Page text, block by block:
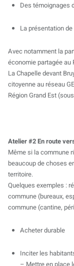
Des témoignages
La présentation
Avec notamment la
économie partagée au
La Chapelle devant
citoyenne au réseau
Région Grand Est
Atelier #2 En route
Même si la commune
beaucoup de choses
territoire.
Quelques exemples :
commune (bureaux,
commune (cantine,
Acheter durable
Inciter les